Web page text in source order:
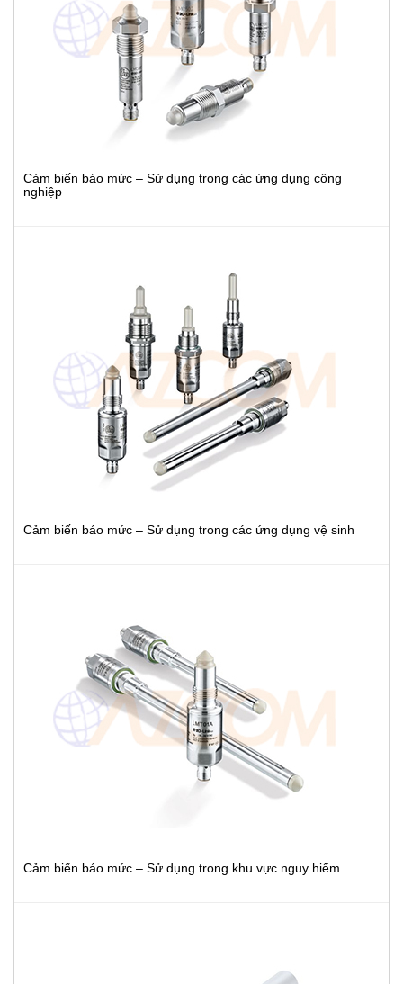
Cảm biến báo mức – Sử dụng trong các ứng dụng công
nghiệp
Cảm biến báo mức – Sử dụng trong các ứng dụng vệ sinh
Cảm biến báo mức – Sử dụng trong khu vực nguy hiểm